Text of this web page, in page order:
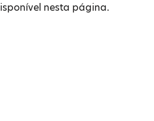
nesta página.